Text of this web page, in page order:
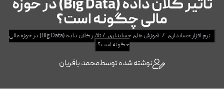
تاثیر کلان داده (Big Data) در حوزه
مالی چگونه است؟
نرم افزار حسابداری / آموزش های حسابداری /
تاثیر کلان داده (Big Data) در حوزه مالی
چگونه است؟
نوشته شده توسطمحمد باقریان